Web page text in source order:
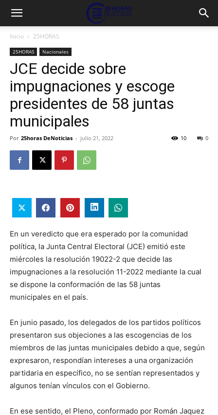
Inicio 25HORAS
25HORAS Nacionales
JCE decide sobre
impugnaciones y escoge
presidentes de 58 juntas
municipales
Por 25horas DeNoticias - julio 21, 2022 0
10
En un veredicto que era esperado por la comunidad
política, la Junta Central Electoral (JCE) emitió este
miércoles la resolución 19022-2 que decide las
impugnaciones a la resolución 11-2022 mediante la cual
se dispone la conformación de las 58 juntas
municipales en el país.
En junio pasado, los delegados de los partidos políticos
presentaron sus objeciones a las escogencias de los
miembros de las juntas municipales debido a que, según
expresaron, respondían intereses a una organización
partidaria en específico, no se sentían representados y
algunos tenían vínculos con el Gobierno.
En ese sentido, el Pleno, conformado por Román Jaquez